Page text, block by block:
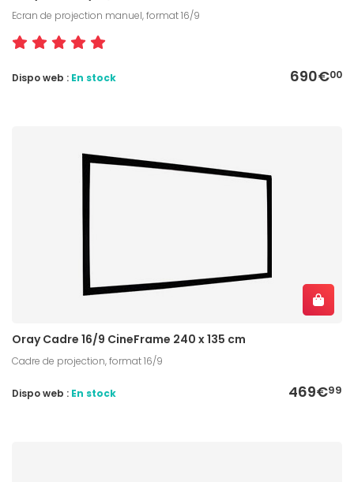
Ecran de projection manuel, format 16/9
690€00
Dispo web : En stock
Oray Cadre 16/9 CineFrame 240 x 135 cm
Cadre de projection, format 16/9
469€99
Dispo web : En stock